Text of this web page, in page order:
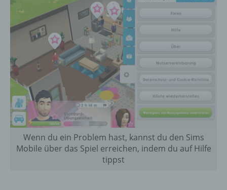
Wenn du ein Problem hast, kannst du den Sims
Mobile über das Spiel erreichen, indem du auf Hilfe
tippst